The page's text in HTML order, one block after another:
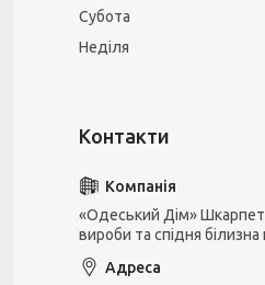
Субота
Неділя
«Одеський Дім»
вироби та спідня білизна